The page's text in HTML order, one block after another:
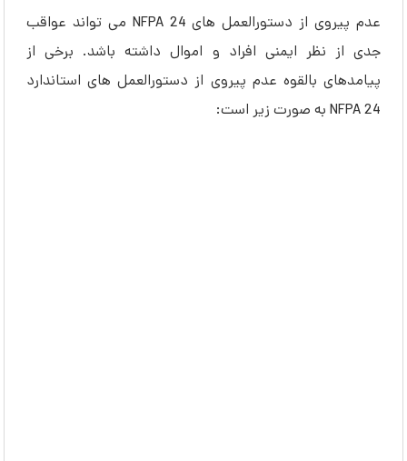
عدم پیروی از دستورالعمل های NFPA 24 می تواند عواقب
جدی از نظر ایمنی افراد و اموال داشته باشد. برخی از
پیامدهای بالقوه عدم پیروی از دستورالعمل های استاندارد
NFPA 24 به صورت زیر است: